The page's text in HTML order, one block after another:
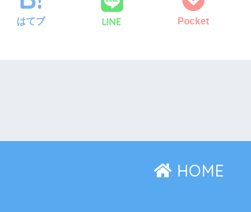
はてブ LINE Pocket
HOME